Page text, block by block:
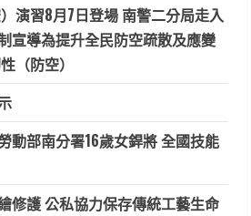
演習8月7日登場 南警二分局走入
宣導為提升全民防空疏散及應變
（防空）
動部南分署16歲女銲將 全國技能
修護 公私協力保存傳統工藝生命